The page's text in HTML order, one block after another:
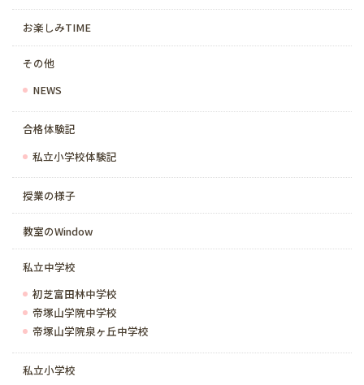
お楽しみTIME
その他
NEWS
合格体験記
私立小学校体験記
授業の様子
教室のWindow
私立中学校
初芝富田林中学校
帝塚山学院中学校
帝塚山学院泉ヶ丘中学校
私立小学校